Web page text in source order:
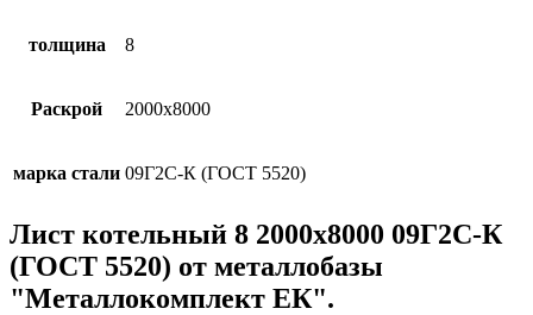
толщина 8
Раскрой 2000х8000
марка стали 09Г2С-К (ГОСТ 5520)
Лист котельный 8 2000х8000 09Г2С-К
(ГОСТ 5520) от металлобазы
"Металлокомплект ЕК".